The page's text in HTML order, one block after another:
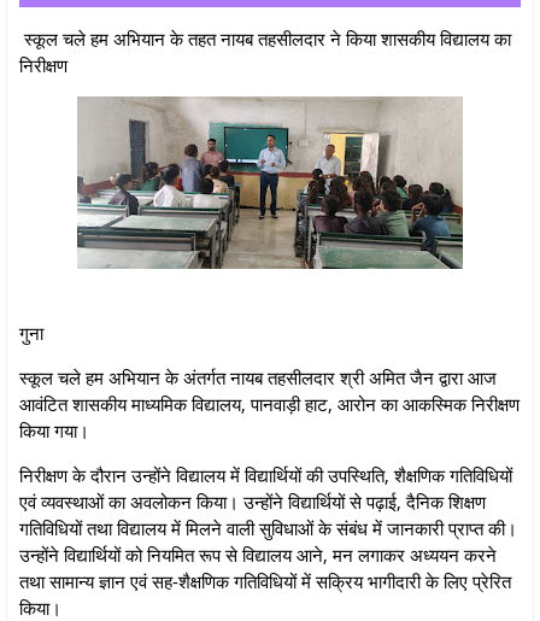
स्कूल चले हम अभियान के तहत नायब तहसीलदार ने किया शासकीय विद्यालय का
निरीक्षण
गुना
स्कूल चले हम अभियान के अंतर्गत नायब तहसीलदार श्री अमित जैन द्वारा आज
आवंटित शासकीय माध्यमिक विद्यालय, पानवाड़ी हाट, आरोन का आकस्मिक निरीक्षण
किया गया।
निरीक्षण के दौरान उन्होंने विद्यालय में विद्यार्थियों की उपस्थिति, शैक्षणिक गतिविधियों
एवं व्यवस्थाओं का अवलोकन किया। उन्‍होंने विद्यार्थियों से पढ़ाई, दैनिक शिक्षण
गतिविधियों तथा विद्यालय में मिलने वाली सुविधाओं के संबंध में जानकारी प्राप्त की।
उन्होंने विद्यार्थियों को नियमित रूप से विद्यालय आने, मन लगाकर अध्ययन करने
तथा सामान्य ज्ञान एवं सह-शैक्षणिक गतिविधियों में सक्रिय भागीदारी के लिए प्रेरित
किया।